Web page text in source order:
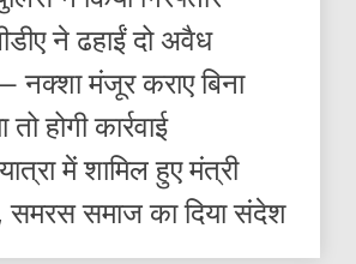
ने ढहाईं दो अवैध
नक्शा मंजूर कराए बिना
तो होगी कार्रवाई
में शामिल हुए मंत्री
समरस समाज का दिया संदेश